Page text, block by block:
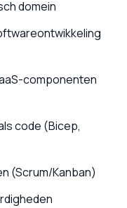
domein
componenten
code (Bicep,
(Scrum/Kanban)